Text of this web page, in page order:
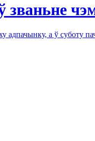
званьне
адпачынку, а ў суботу